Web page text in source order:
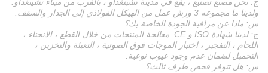
ج: نحن مصنع تصنيع ، يقع في مدينة تشينغداو ، بالقرب من ميناء تشينغداو.
ولدينا ما مجموعه 3 ورش عمل من الهيكل الفولاذي إلى الجدار والسقف.
س: ماذا عن مراقبة الجودة الخاصة بك؟
ج: لدينا شهادة ISO و CE. معالجة المنتجات من خلال القطع ، الانحناء ،
اللحام ، التفجير ، اختبار الموجات فوق الصوتية ، التعبئة والتخزين ،
التحميل لضمان عدم وجود عيوب نوعية.
س: هل تتوفر فحص طرف ثالث؟